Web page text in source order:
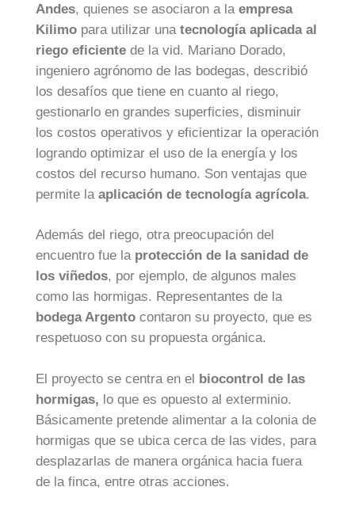
Andes, quienes se asociaron a la empresa
Kilimo para utilizar una tecnología aplicada al
riego eficiente de la vid. Mariano Dorado,
ingeniero agrónomo de las bodegas, describió
los desafíos que tiene en cuanto al riego,
gestionarlo en grandes superficies, disminuir
los costos operativos y eficientizar la operación
logrando optimizar el uso de la energía y los
costos del recurso humano. Son ventajas que
permite la aplicación de tecnología agrícola.
Además del riego, otra preocupación del
encuentro fue la protección de la sanidad de
los viñedos, por ejemplo, de algunos males
como las hormigas. Representantes de la
bodega Argento contaron su proyecto, que es
respetuoso con su propuesta orgánica.
El proyecto se centra en el biocontrol de las
hormigas, lo que es opuesto al exterminio.
Básicamente pretende alimentar a la colonia de
hormigas que se ubica cerca de las vides, para
desplazarlas de manera orgánica hacia fuera
de la finca, entre otras acciones.